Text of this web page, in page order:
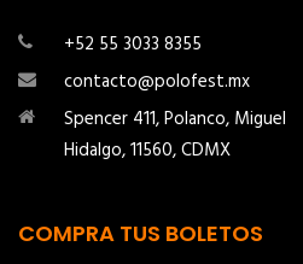
+52 55 3033 8355
contacto@polofest.mx
Spencer 411, Polanco, Miguel
Hidalgo, 11560, CDMX
COMPRA TUS BOLETOS